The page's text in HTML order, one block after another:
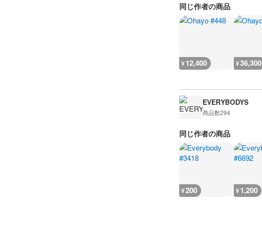
同じ作者の商品
¥12,400 ¥36,300
EVERYBODYS
商品数294
同じ作者の商品
¥200 ¥1,200